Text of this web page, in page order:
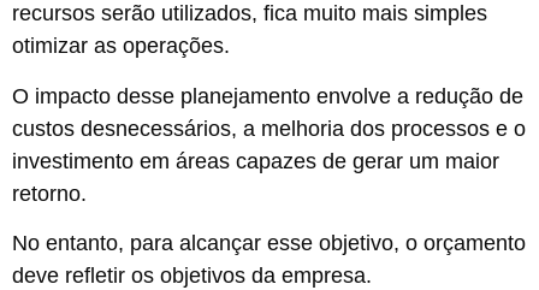
recursos serão utilizados, fica muito mais simples
otimizar as operações.
O impacto desse planejamento envolve a redução de
custos desnecessários, a melhoria dos processos e o
investimento em áreas capazes de gerar um maior
retorno.
No entanto, para alcançar esse objetivo, o orçamento
deve refletir os objetivos da empresa.